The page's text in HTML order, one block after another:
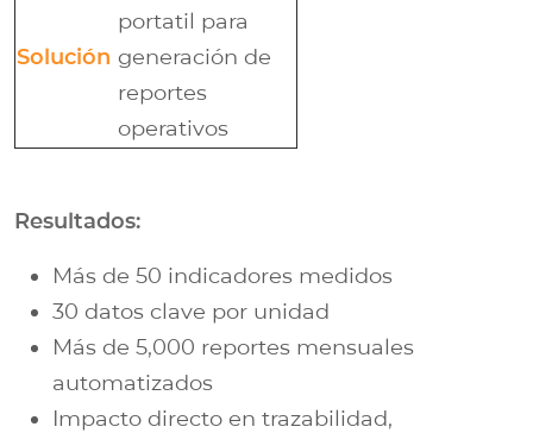
Solución
portatil para
generación de
reportes
operativos
Resultados:
Más de 50 indicadores medidos
30 datos clave por unidad
Más de 5,000 reportes mensuales
automatizados
Impacto directo en trazabilidad,